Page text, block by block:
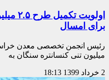
برای امسال
میلیون تنی کنسانتره سنگان به
2 خرداد 1399 18:13